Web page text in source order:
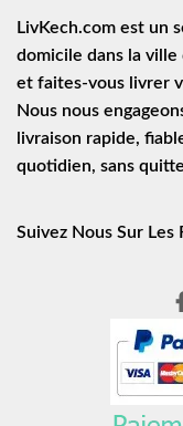
LivKech.com est un
domicile dans la ville
et faites-vous livrer
Nous nous
livraison rapide,
quotidien, sans
Suivez Nous Sur Les